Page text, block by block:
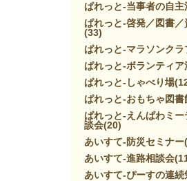
ぱれっと-当事者の自主
ぱれっと-啓発／図書
(33)
ぱれっと-マラソンクラ
ぱれっと-ボランティア
ぱれっと-しゃべり場
ぱれっと-おもちゃ図書
ぱれっと-えんぱわミ
談会(20)
あいすて-防災セミナー
あいすて-進路相談会
あいすて-ぴーすの連続